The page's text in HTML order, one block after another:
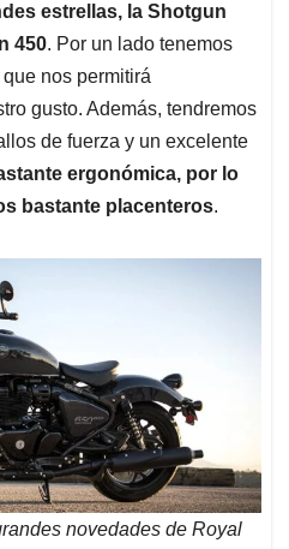
estrellas, la Shotgun
450. Por un lado tenemos
nos permitirá
gusto. Además, tendremos
de fuerza y un excelente
ergonómica, por lo
bastante placenteros.
novedades de Royal